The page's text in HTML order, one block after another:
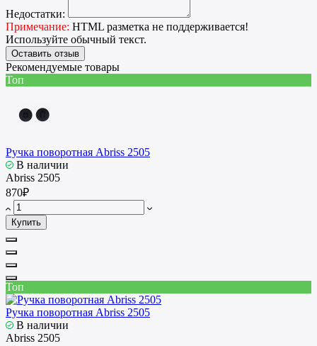
Недостатки:
Примечание: HTML разметка не поддерживается!
Используйте обычный текст.
Оставить отзыв
Рекомендуемые товары
Топ
Ручка поворотная Abriss 2505
В наличии
Abriss 2505
870₽
Купить
Топ
Ручка поворотная Abriss 2505
В наличии
Abriss 2505